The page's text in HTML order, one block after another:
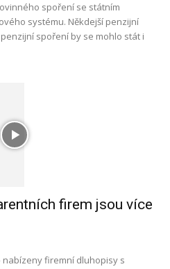
spoření se státním
systému. Někdejší penzijní
spoření by se mohlo stát i
firem jsou více
firemní dluhopisy s